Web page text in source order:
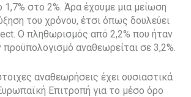
στο 2%. Άρα έχουμε μια μείωση
του χρόνου, έτσι όπως δουλεύει
Ο πληθωρισμός από 2,2% που ήταν
αναθεωρείται σε 3,2%.
αναθεωρήσεις έχει ουσιαστικά
Επιτροπή για το μέσο όρο